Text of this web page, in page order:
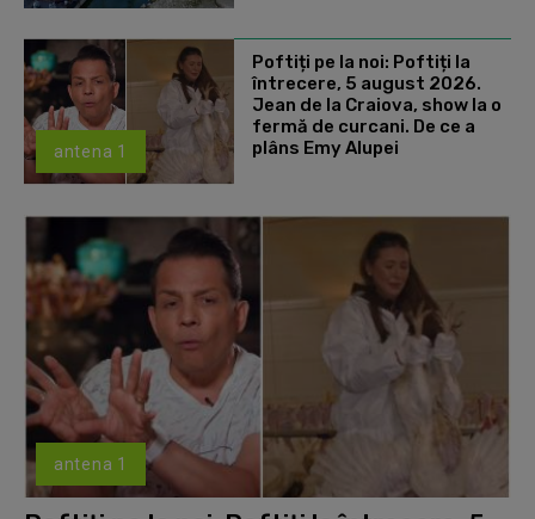
antena 1
Poftiți pe la noi: Poftiți la
întrecere, 5 august 2026.
Jean de la Craiova, show la o
fermă de curcani. De ce a
plâns Emy Alupei
antena 1